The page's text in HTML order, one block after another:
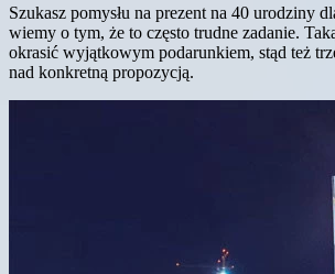
Szukasz pomysłu na prezent na 40 urodziny
wiemy o tym, że to często trudne zadanie.
okrasić wyjątkowym podarunkiem, stąd też
nad konkretną propozycją.